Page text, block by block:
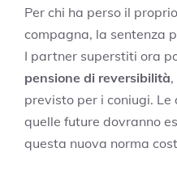
Per chi ha perso il
compagna, la sentenza
I partner superstiti ora
pensione di reversibilità
previsto per i coniugi.
quelle future dovranno
questa nuova norma